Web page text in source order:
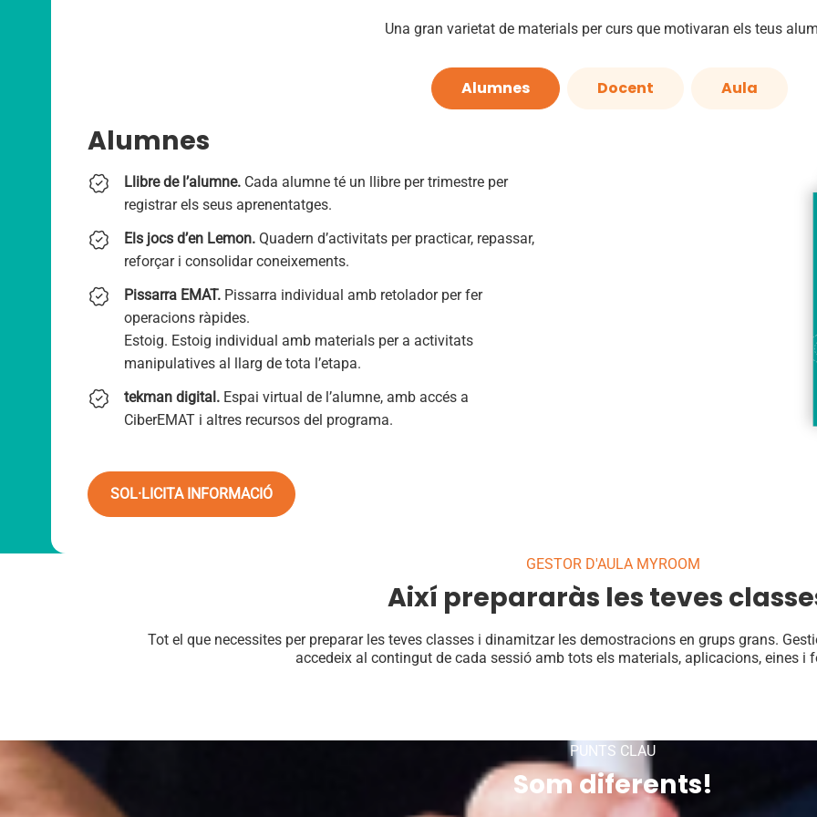
Una gran varietat de materials per curs que motivaran els teus
Alumnes Docent Aula
Alumnes
Llibre de l’alumne. Cada alumne té un llibre per trimestre per
registrar els seus aprenentatges.
Els jocs d’en Lemon. Quadern d’activitats per practicar, repassar,
reforçar i consolidar coneixements.
Pissarra EMAT. Pissarra individual amb retolador per fer
operacions ràpides.
Estoig. Estoig individual amb materials per a activitats
manipulatives al llarg de tota l’etapa.
tekman digital. Espai virtual de l’alumne, amb accés a
CiberEMAT i altres recursos del programa.
SOL·LICITA INFORMACIÓ
GESTOR D'AULA MYROOM
Així prepararàs les teves
Tot el que necessites per preparar les teves classes i dinamitzar les demostracions en grups grans.
accedeix al contingut de cada sessió amb tots els materials, aplicacions, eines i
PUNTS CLAU
Som diferents!